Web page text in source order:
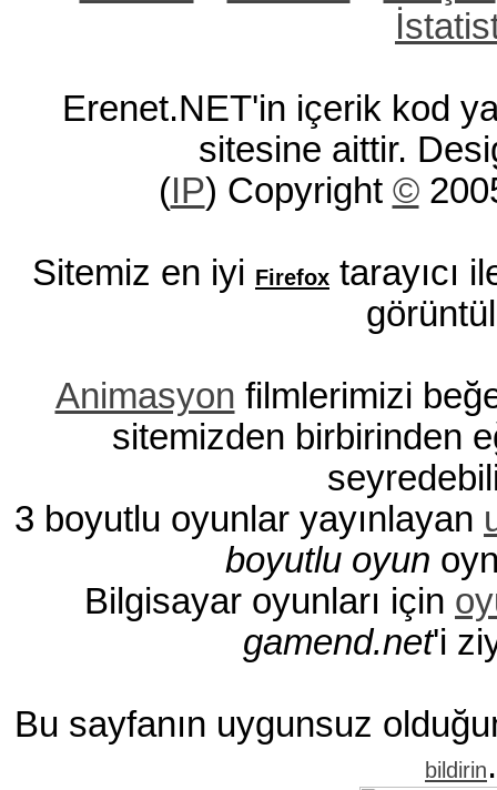
Erenet.NET'in içerik kod
sitesine aittir.
(IP) Copyright ©
Sitemiz en iyi Firefox tarayıcı
Animasyon filmlerimizi
sitemizden birbirinden
3 boyutlu oyunlar yayınlayan
boyutlu oyun
Bilgisayar oyunları için
gamend.net'i
Bu sayfanın uygunsuz
bildirin.